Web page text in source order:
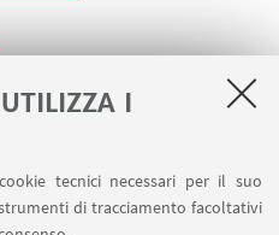
I
tecnici necessari per il suo
di tracciamento facoltativi
la didattica della pratica
- Impact Factor